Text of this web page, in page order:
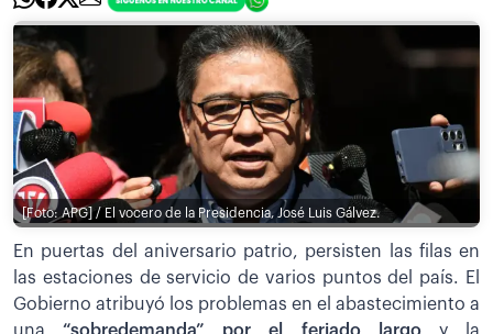
[Foto: APG] / El vocero de la Presidencia, José Luis Gálvez.
En puertas del aniversario patrio, persisten las filas en
las estaciones de servicio de varios puntos del país. El
Gobierno atribuyó los problemas en el abastecimiento a